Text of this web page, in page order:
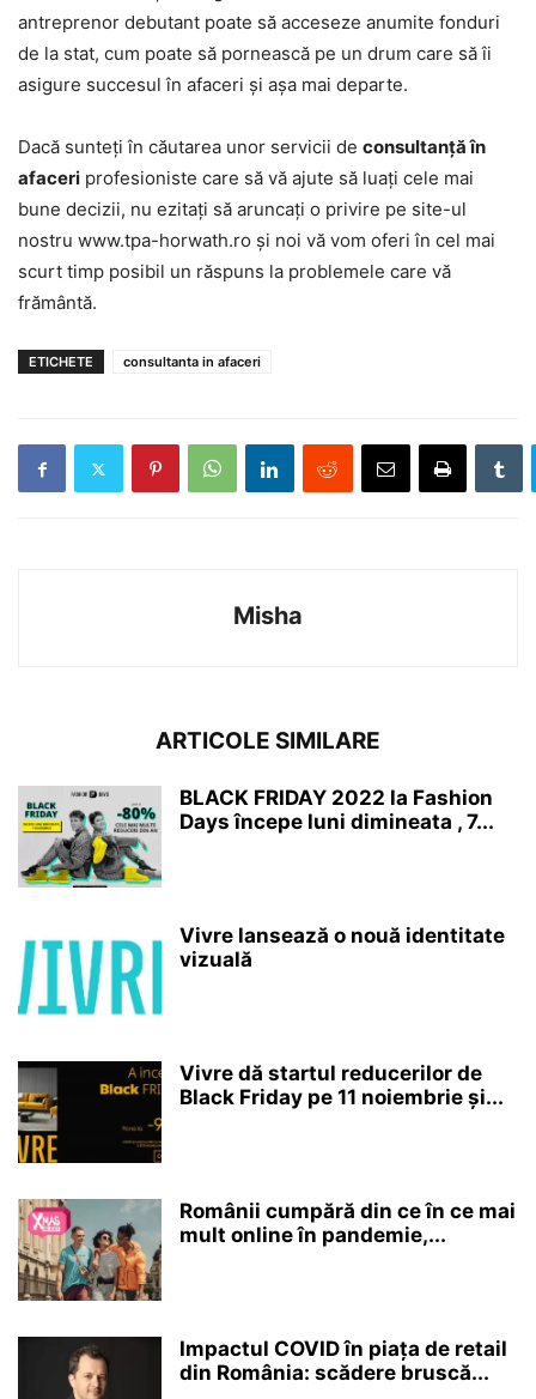
antreprenor debutant poate să acceseze anumite fonduri
de la stat, cum poate să pornească pe un drum care să îi
asigure succesul în afaceri și așa mai departe.
Dacă sunteți în căutarea unor servicii de consultanță în
afaceri profesioniste care să vă ajute să luați cele mai
bune decizii, nu ezitați să aruncați o privire pe site-ul
nostru www.tpa-horwath.ro și noi vă vom oferi în cel mai
scurt timp posibil un răspuns la problemele care vă
frământă.
ETICHETE consultanta in afaceri
Misha
ARTICOLE SIMILARE
BLACK FRIDAY 2022 la Fashion
Days începe luni dimineata , 7...
Vivre lansează o nouă identitate
vizuală
Vivre dă startul reducerilor de
Black Friday pe 11 noiembrie și...
Românii cumpără din ce în ce mai
mult online în pandemie,...
Impactul COVID în piața de retail
din România: scădere bruscă...